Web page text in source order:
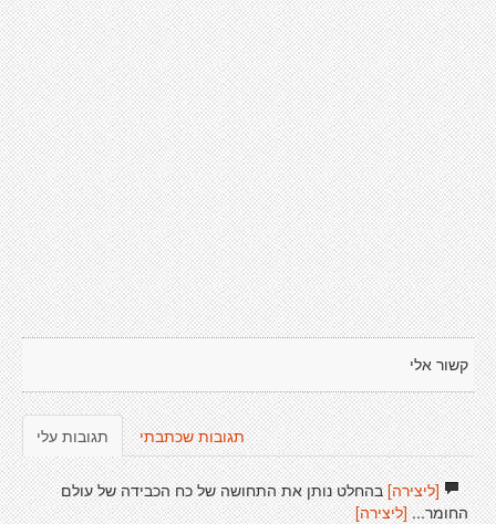
קשור אלי
תגובות עלי תגובות שכתבתי
[ליצירה]בהחלט נותן את התחושה של כח הכבידה של עולם
החומר...[ליצירה]